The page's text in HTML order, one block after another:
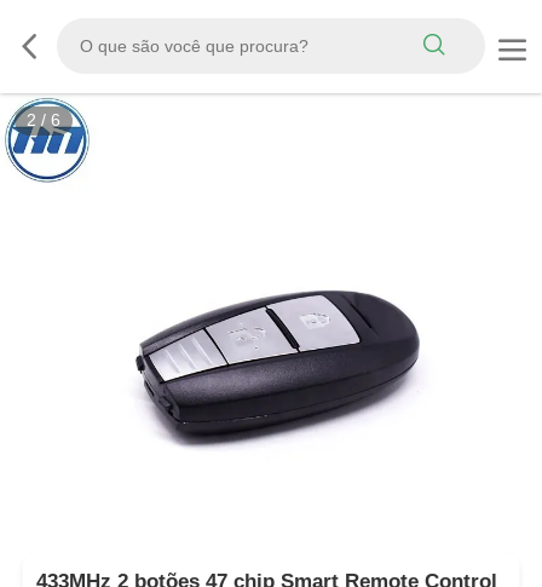
2 / 6
433MHz 2 botões 47 chip Smart Remote Control